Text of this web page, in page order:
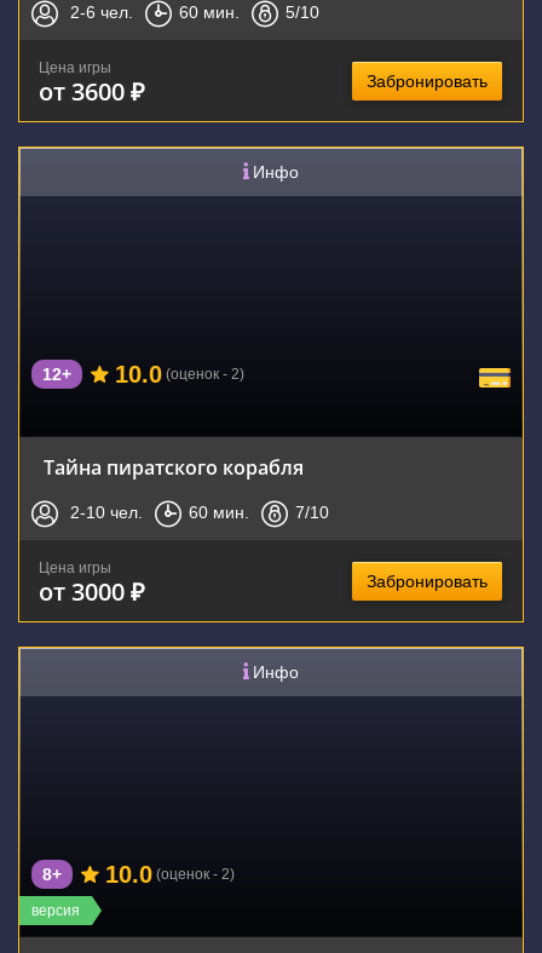
2-6 чел. 60 мин. 5/10
Цена игры
от 3600 ₽ Забронировать
Инфо
12+ 10.0 (оценок - 2)
Тайна пиратского корабля
2-10 чел. 60 мин. 7/10
Цена игры
от 3000 ₽ Забронировать
Инфо
версия
8+ 10.0 (оценок - 2)